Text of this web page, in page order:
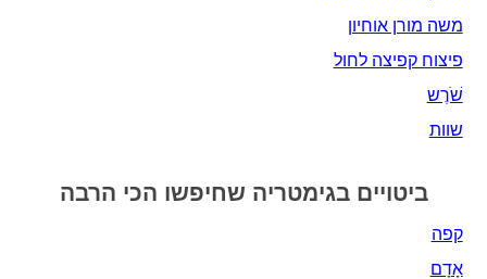
משה מורן אוחיון
פיצוח קפיצה לחול
שֹׁרֶש
שוות
ביטויים בגימטריה שחיפשו הכי הרבה
קפה
אָדָם‎